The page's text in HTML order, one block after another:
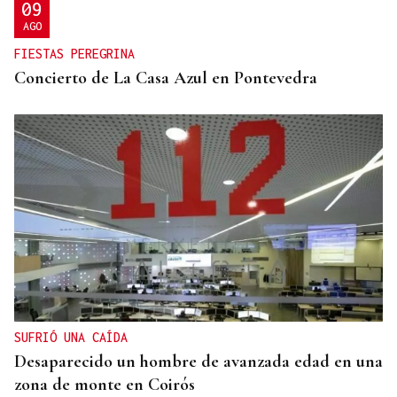
09
AGO
FIESTAS PEREGRINA
Concierto de La Casa Azul en Pontevedra
SUFRIÓ UNA CAÍDA
Desaparecido un hombre de avanzada edad en una
zona de monte en Coirós